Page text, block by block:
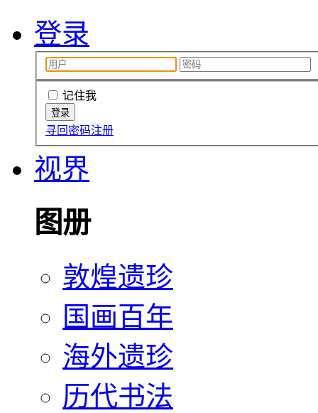
登录
记住我
寻回密码注册
视界
图册
敦煌遗珍
国画百年
海外遗珍
历代书法